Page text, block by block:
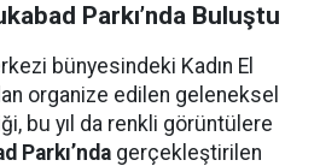
Parkı’nda Buluştu
bünyesindeki Kadın El
organize edilen geleneksel
bu yıl da renkli görüntülere
Parkı’nda gerçekleştirilen